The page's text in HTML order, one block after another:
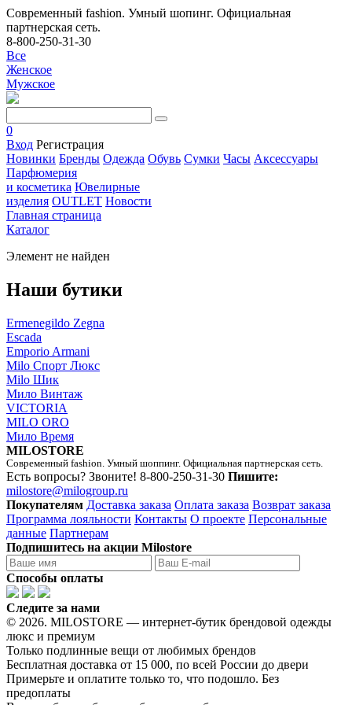
Современный fashion. Умный шопинг. Официальная
партнерская сеть.
8-800-250-31-30
Все
Женское
Мужское
0
Вход Регистрация
Новинки Бренды Одежда Обувь Сумки Часы Аксессуары
Парфюмерия
и косметика Ювелирные
изделия OUTLET Новости
Главная страница
Каталог
Элемент не найден
Наши бутики
Ermenegildo Zegna
Escada
Emporio Armani
Milo Спорт Люкс
Milo Шик
Мило Винтаж
VICTORIA
MILO ORO
Мило Время
MILOSTORE
Современный fashion. Умный шоппинг. Официальная партнерская сеть.
Есть вопросы? Звоните! 8-800-250-31-30 Пишите:
milostore@milogroup.ru
Покупателям Доставка заказа Оплата заказа Возврат заказа
Программа лояльности Контакты О проекте Персональные
данные Партнерам
Подпишитесь на акции Milostore
Способы оплаты
Следите за нами
© 2026. MILOSTORE — интернет-бутик брендовой одежды
люкс и премиум
Только подлинные вещи от любимых брендов
Бесплатная доставка от 15 000, по всей России до двери
Примерьте и оплатите только то, что подошло. Без
предоплаты